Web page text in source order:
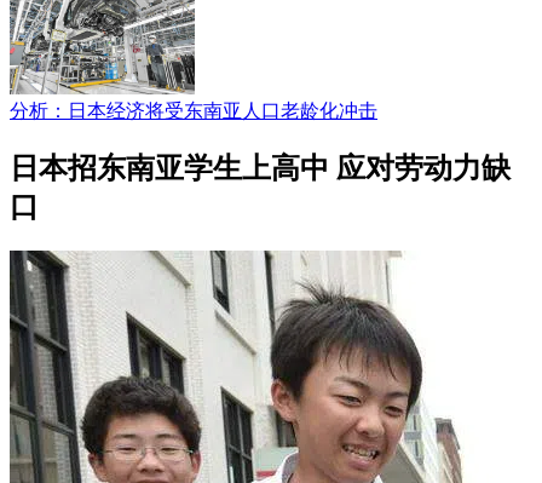
分析：日本经济将受东南亚人口老龄化冲击
日本招东南亚学生上高中 应对劳动力缺
口